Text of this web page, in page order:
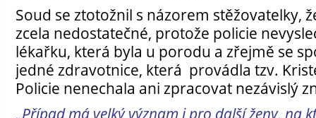
Soud se ztotožnil s názorem stěžovatelky,
zcela nedostatečné, protože policie
lékařku, která byla u porodu a zřejmě se
jedné zdravotnice, která provádla tzv.
Policie nenechala ani zpracovat nezávislý
„Případ má velký význam i pro další ženy, na